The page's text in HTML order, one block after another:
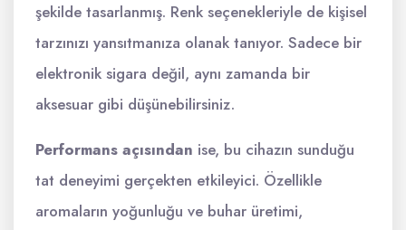
şekilde tasarlanmış. Renk seçenekleriyle de kişisel
tarzınızı yansıtmanıza olanak tanıyor. Sadece bir
elektronik sigara değil, aynı zamanda bir
aksesuar gibi düşünebilirsiniz.
Performans açısından ise, bu cihazın sunduğu
tat deneyimi gerçekten etkileyici. Özellikle
aromaların yoğunluğu ve buhar üretimi,